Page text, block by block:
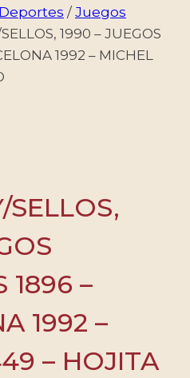
Deportes / Juegos
1990 – JUEGOS
1992 – MICHEL
SELLOS,
1896 –
1992 –
– HOJITA